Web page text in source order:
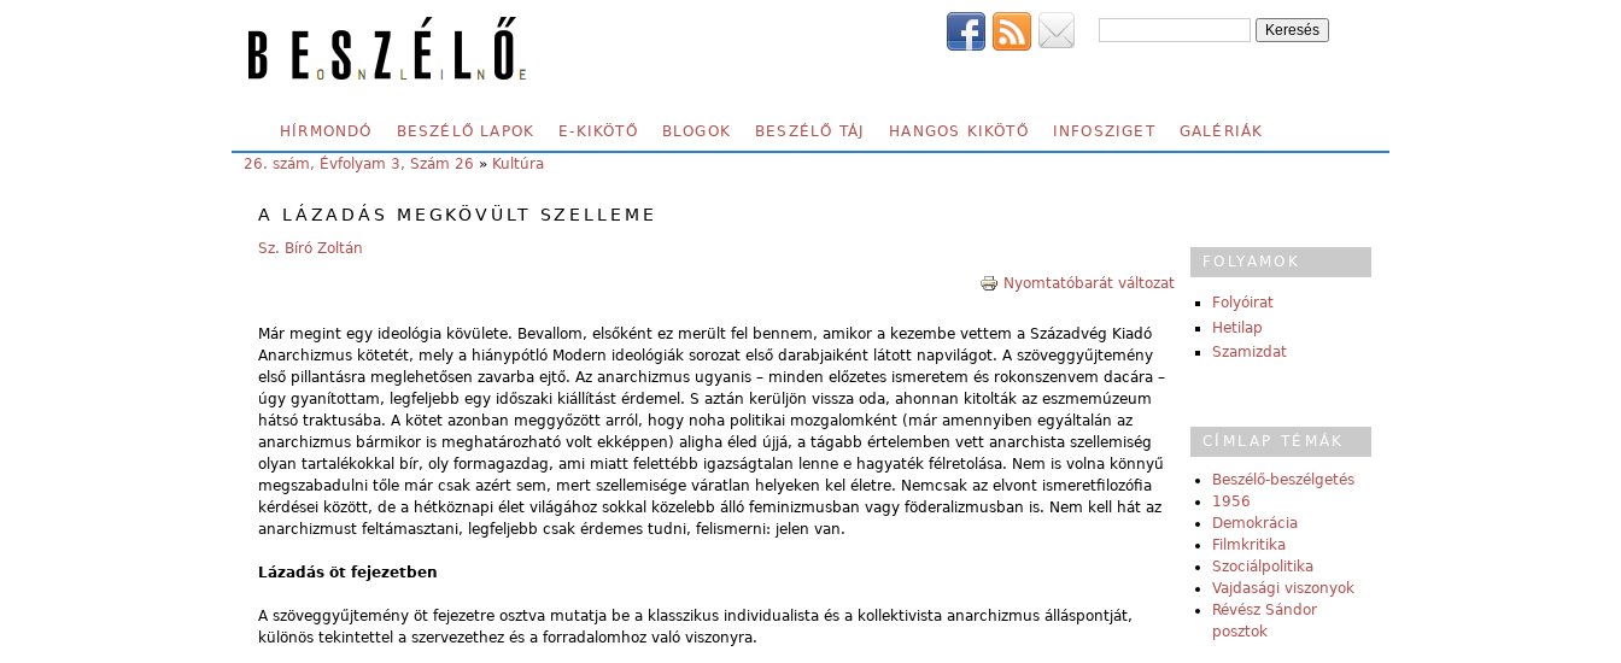
SECONDARY MENU
HÍRMONDÓ BESZÉLŐ LAPOK E-KIKÖTŐ BLOGOK BESZÉLŐ TÁJ HANGOS KIKÖTŐ INFOSZIGET GALÉRIÁK
YOU ARE HERE:
26. szám, Évfolyam 3, Szám 26 » Kultúra
A LÁZADÁS MEGKÖVÜLT SZELLEME
Sz. Bíró Zoltán
Nyomtatóbarát változat
Már megint egy ideológia kövülete. Bevallom, elsőként ez merült fel bennem, amikor a kezembe vettem a Századvég Kiadó
Anarchizmus kötetét, mely a hiánypótló Modern ideológiák sorozat első darabjaiként látott napvilágot. A szöveggyűjtemény
első pillantásra meglehetősen zavarba ejtő. Az anarchizmus ugyanis – minden előzetes ismeretem és rokonszenvem dacára –
úgy gyanítottam, legfeljebb egy időszaki kiállítást érdemel. S aztán kerüljön vissza oda, ahonnan kitolták az eszmemúzeum
hátsó traktusába. A kötet azonban meggyőzött arról, hogy noha politikai mozgalomként (már amennyiben egyáltalán az
anarchizmus bármikor is meghatározható volt ekképpen) aligha éled újjá, a tágabb értelemben vett anarchista szellemiség
olyan tartalékokkal bír, oly formagazdag, ami miatt felettébb igazságtalan lenne e hagyaték félretolása. Nem is volna könnyű
megszabadulni tőle már csak azért sem, mert szellemisége váratlan helyeken kel életre. Nemcsak az elvont ismeretfilozófia
kérdései között, de a hétköznapi élet világához sokkal közelebb álló feminizmusban vagy föderalizmusban is. Nem kell hát az
anarchizmust feltámasztani, legfeljebb csak érdemes tudni, felismerni: jelen van.
Lázadás öt fejezetben
A szöveggyűjtemény öt fejezetre osztva mutatja be a klasszikus individualista és a kollektivista anarchizmus álláspontját,
különös tekintettel a szervezethez és a forradalomhoz való viszonyra.
FOLYAMOK
Folyóirat
Hetilap
Szamizdat
CÍMLAP TÉMÁK
Beszélő-beszélgetés
1956
Demokrácia
Filmkritika
Szociálpolitika
Vajdasági viszonyok
Révész Sándor
posztok